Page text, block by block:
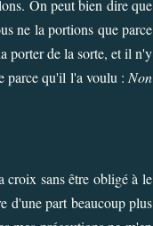
On peut bien dire que
ne la portions que parce
porter de la sorte, et il n'y
parce qu'il l'a voulu : Non
croix sans être obligé à le
d'une part beaucoup plus